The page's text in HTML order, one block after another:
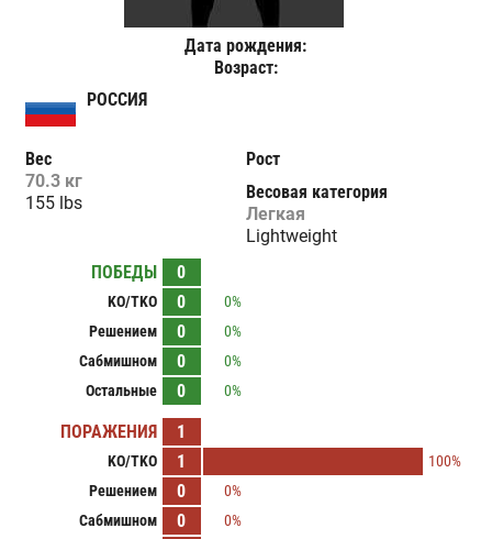
Дата рождения:
Возраст:
РОССИЯ
Вес
70.3 кг
155 lbs
Рост
Весовая категория
Легкая
Lightweight
ПОБЕДЫ
0
KO/TKO 0
0%
Решением
0
0%
Сабмишном
0
0%
Остальные
0 0%
ПОРАЖЕНИЯ 1
KO/TKO 1
100%
Решением
0
0%
Сабмишном
0
0%